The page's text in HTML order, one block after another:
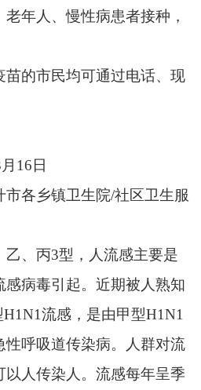
吸道传染病。人群对流
起大流行。
嚏和咳嗽等飞沫经呼
腔、眼睛等处黏膜直
的呼吸道分泌物、体
、咳嗽、头痛、乏力症
忌自行用药。如果被
治疗，流感样症状较重
量减少去人员密集的